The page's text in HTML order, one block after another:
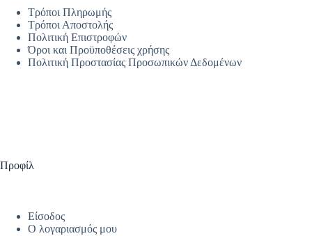
Τρόποι Πληρωμής
Τρόποι Αποστολής
Πολιτική Επιστροφών
Όροι και Προϋποθέσεις χρήσης
Πολιτική Προστασίας Προσωπικών Δεδομένων
Προφίλ
Είσοδος
Ο λογαριασμός μου